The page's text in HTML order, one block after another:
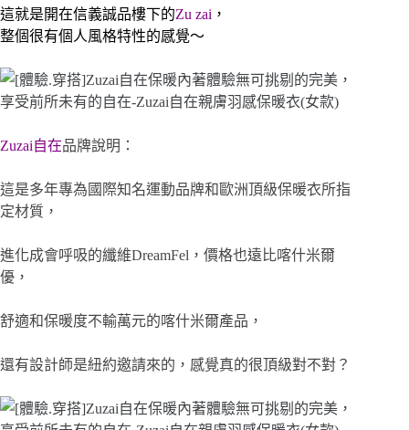
這就是開在信義誠品樓下的Zu zai ，
整個很有個人風格特性的感覺～
Zuzai自在品牌說明：
這是多年專為國際知名運動品牌和歐洲頂級保暖衣所指
定材質，
進化成會呼吸的纖維DreamFel，價格也遠比喀什米爾
優，
舒適和保暖度不輸萬元的喀什米爾產品，
還有設計師是紐約邀請來的，感覺真的很頂級對不對？